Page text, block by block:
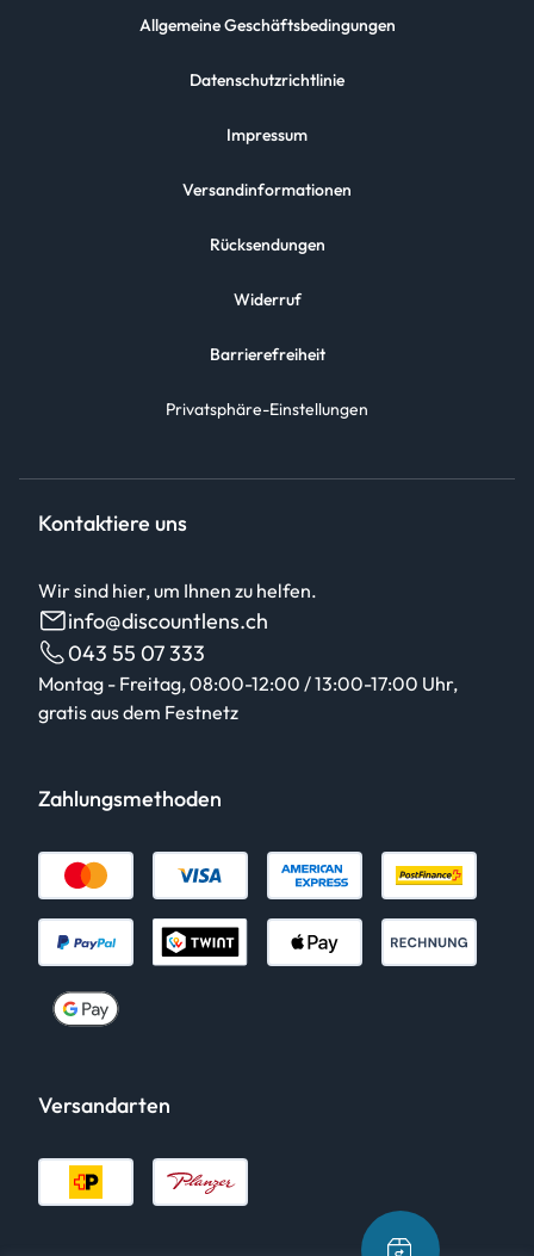
Allgemeine Geschäftsbedingungen
Datenschutzrichtlinie
Impressum
Versandinformationen
Rücksendungen
Widerruf
Barrierefreiheit
Privatsphäre-Einstellungen
Kontaktiere uns
Wir sind hier, um Ihnen zu helfen.
info@discountlens.ch
043 55 07 333
Montag - Freitag, 08:00-12:00 / 13:00-17:00 Uhr,
gratis aus dem Festnetz
Zahlungsmethoden
Versandarten